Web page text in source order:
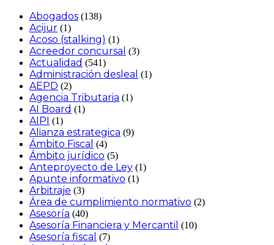
Abogados (138)
Acijur (1)
Acoso (stalking) (1)
Acreedor concursal (3)
Actualidad (541)
Administración desleal (1)
AEPD (2)
Agencia Tributaria (1)
AI Board (1)
AIPI (1)
Alianza estrategica (9)
Ámbito Fiscal (4)
Ámbito jurídico (5)
Anteproyecto de Ley (1)
Apunte informativo (1)
Arbitraje (3)
Área de cumplimiento normativo (2)
Asesoría (40)
Asesoría Financiera y Mercantil (10)
Asesoría fiscal (7)